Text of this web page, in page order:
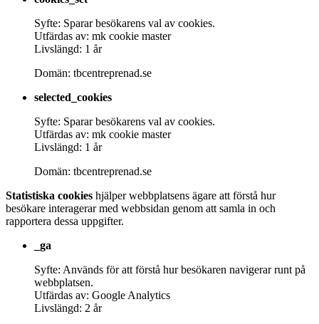
Syfte: Sparar besökarens val av cookies.
Utfärdas av: mk cookie master
Livslängd: 1 år
Domän: tbcentreprenad.se
selected_cookies
Syfte: Sparar besökarens val av cookies.
Utfärdas av: mk cookie master
Livslängd: 1 år
Domän: tbcentreprenad.se
Statistiska cookies hjälper webbplatsens ägare att förstå hur
besökare interagerar med webbsidan genom att samla in och
rapportera dessa uppgifter.
_ga
Syfte: Används för att förstå hur besökaren navigerar runt på
webbplatsen.
Utfärdas av: Google Analytics
Livslängd: 2 år